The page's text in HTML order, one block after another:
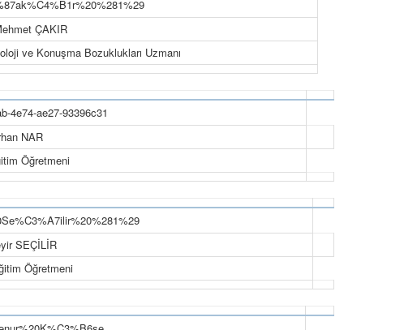
ÇAKIR
ve Konuşma Bozuklukları Uzmanı
NAR
Öğretmeni
SEÇİLİR
Öğretmeni